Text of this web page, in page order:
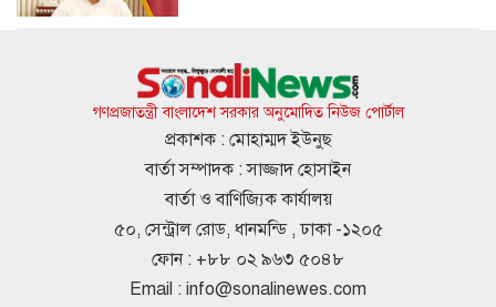
হাসিনার বক্তব্যের সঙ্গে ভারতের সম্পর্ক নেই:
জয়সওয়াল
লিবিয়ায় অপহৃত ১৩ বাংলাদেশি উদ্ধার
গণপ্রজাতন্ত্রী বাংলাদেশ সরকার অনুমোদিত নিউজ পোর্টাল
প্রকাশক : মোহাম্মদ ইউনুছ
বার্তা সম্পাদক : সাজ্জাদ হোসাইন
বার্তা ও বাণিজ্যিক কার্যালয়
৫০, সেন্ট্রাল রোড, ধানমন্ডি , ঢাকা -১২০৫
ফোন : +৮৮ ০২ ৯৬৩ ৫০৪৮
Email : info@sonalinewes.com